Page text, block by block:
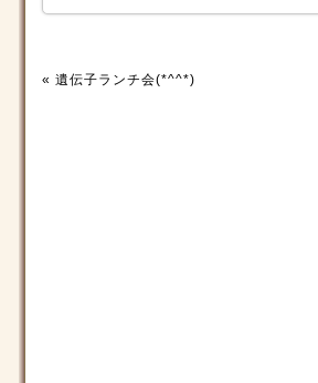
« 遺伝子ランチ会(*^^*)